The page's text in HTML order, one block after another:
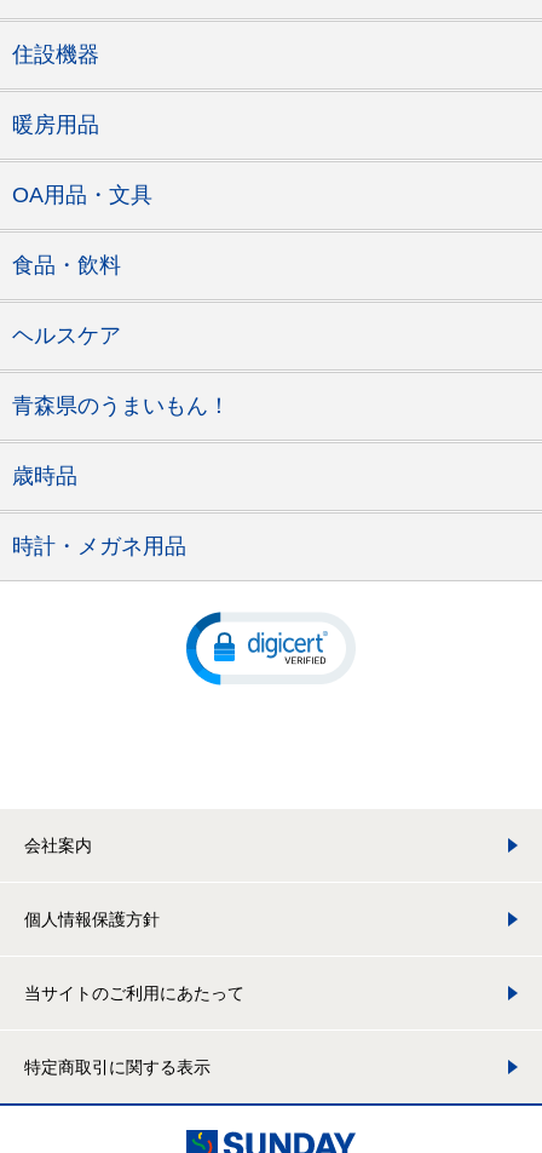
住設機器
暖房用品
OA用品・文具
食品・飲料
ヘルスケア
青森県のうまいもん！
歳時品
時計・メガネ用品
会社案内
個人情報保護方針
当サイトのご利用にあたって
特定商取引に関する表示